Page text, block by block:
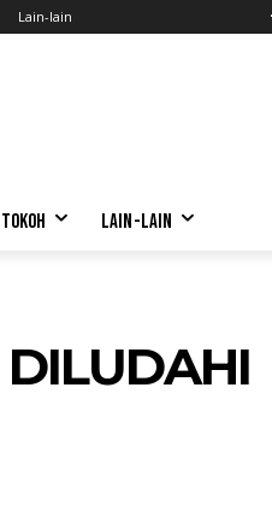
Lain-lain
TOKOH LAIN-LAIN
DILUDAHI